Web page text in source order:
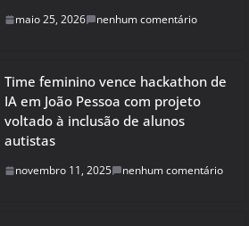
maio 25, 2026 nenhum comentário
Time feminino vence hackathon de
IA em João Pessoa com projeto
voltado à inclusão de alunos
autistas
novembro 11, 2025 nenhum comentário